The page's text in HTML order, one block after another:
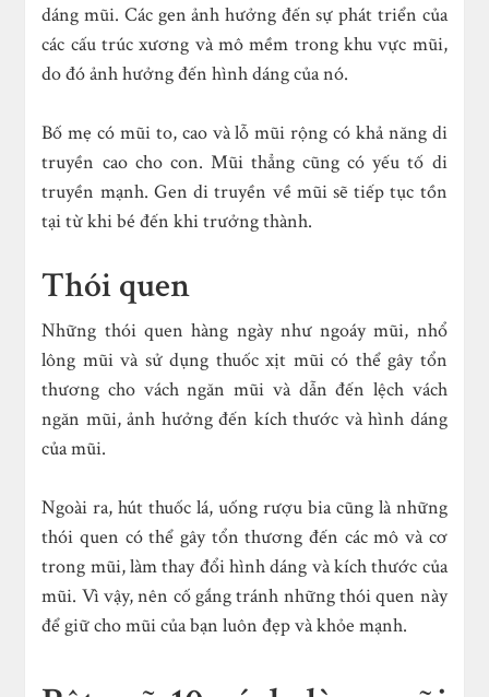
dáng mũi. Các gen ảnh hưởng đến sự phát triển của
các cấu trúc xương và mô mềm trong khu vực mũi,
do đó ảnh hưởng đến hình dáng của nó.
Bố mẹ có mũi to, cao và lỗ mũi rộng có khả năng di
truyền cao cho con. Mũi thẳng cũng có yếu tố di
truyền mạnh. Gen di truyền về mũi sẽ tiếp tục tồn
tại từ khi bé đến khi trưởng thành.
Thói quen
Những thói quen hàng ngày như ngoáy mũi, nhổ
lông mũi và sử dụng thuốc xịt mũi có thể gây tổn
thương cho vách ngăn mũi và dẫn đến lệch vách
ngăn mũi, ảnh hưởng đến kích thước và hình dáng
của mũi.
Ngoài ra, hút thuốc lá, uống rượu bia cũng là những
thói quen có thể gây tổn thương đến các mô và cơ
trong mũi, làm thay đổi hình dáng và kích thước của
mũi. Vì vậy, nên cố gắng tránh những thói quen này
để giữ cho mũi của bạn luôn đẹp và khỏe mạnh.